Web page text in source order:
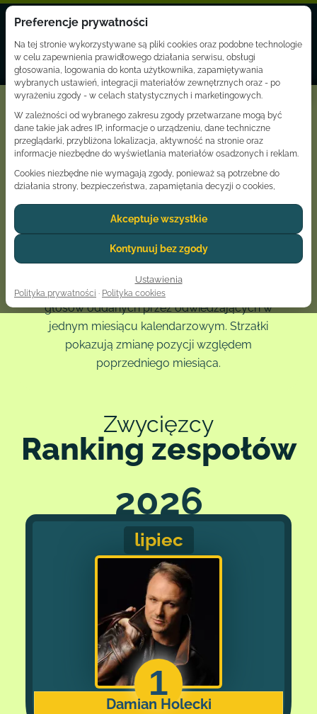
Preferencje prywatności
Na tej stronie wykorzystywane są pliki cookies oraz podobne technologie
w celu zapewnienia prawidłowego działania serwisu, obsługi
głosowania, logowania do konta użytkownika, zapamiętywania
wybranych ustawień, integracji materiałów zewnętrznych oraz - po
wyrażeniu zgody - w celach statystycznych i marketingowych.
W zależności od wybranego zakresu zgody przetwarzane mogą być
dane takie jak adres IP, informacje o urządzeniu, dane techniczne
przeglądarki, przybliżona lokalizacja, aktywność na stronie oraz
informacje niezbędne do wyświetlania materiałów osadzonych i reklam.
Cookies niezbędne nie wymagają zgody, ponieważ są potrzebne do
działania strony, bezpieczeństwa, zapamiętania decyzji o cookies,
Dostawcy usług zewnętrznych, tacy jak Google lub YouTube, mogą
przetwarzać dane osobowe użytkownika zgodnie z własnymi zasadami
prywatności. W niektórych przypadkach dane mogą być przekazywane
poza Europejski Obszar Gospodarczy, co może wiązać się z odmiennym
Zgoda jest dobrowolna i może zostać udzielona dla wszystkich kategorii,
można w każdej chwili zmienić lub wycofać poprzez link do ustawień
cookies dostępny na stronie.
Szczegółowe informacje o celach przetwarzania danych, podstawach
prawnych, odbiorcach danych oraz czasie ich przechowywania znajdują
Akceptuje wszystkie
Kontynuuj bez zgody
Ustawienia
Polityka prywatności · Polityka cookies
☰ ☰
Zaloguj
Ranking
popularności
zespołów i
prezenterów
Ranking popularności opiera się na liczbie
głosów oddanych przez odwiedzających w
jednym miesiącu kalendarzowym. Strzałki
pokazują zmianę pozycji względem
poprzedniego miesiąca.
Zwycięzcy
Ranking zespołów
2026
lipiec
1
Damian Holecki